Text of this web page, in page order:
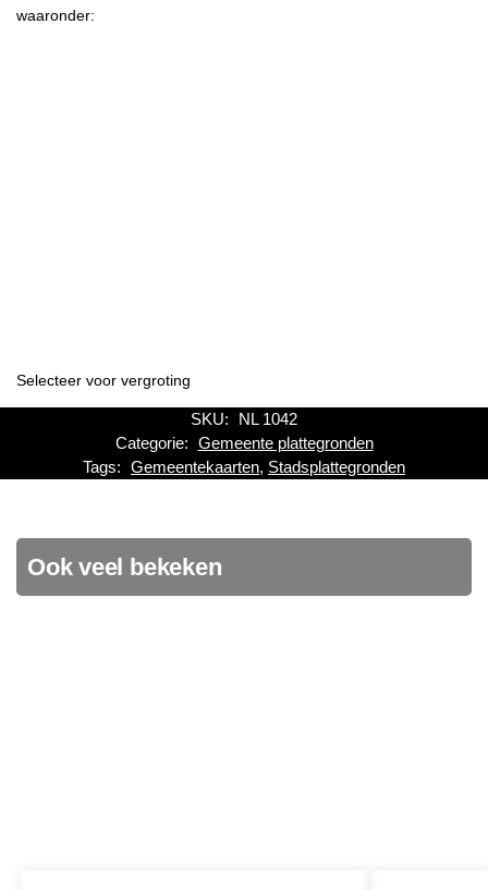
waaronder:
Selecteer voor vergroting
SKU:
NL 1042
Categorie: Gemeente plattegronden
Tags: Gemeentekaarten, Stadsplattegronden
Ook veel bekeken